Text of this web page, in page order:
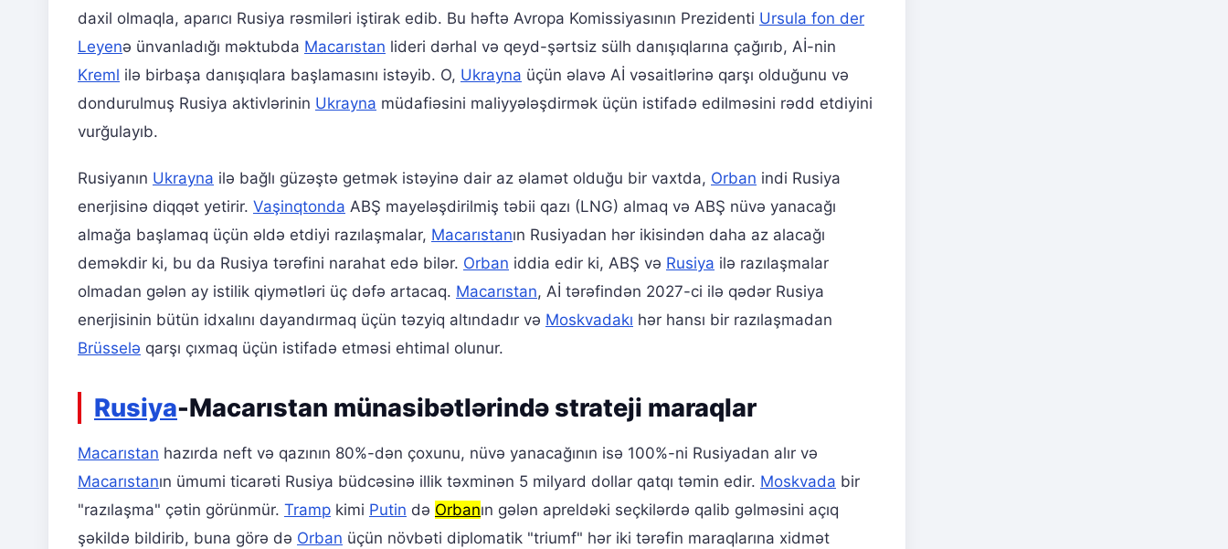
daxil olmaqla, aparıcı Rusiya rəsmiləri iştirak edib. Bu həftə Avropa Komissiyasının Prezidenti Ursula fon der
Leyenə ünvanladığı məktubda Macarıstan lideri dərhal və qeyd-şərtsiz sülh danışıqlarına çağırıb, Aİ-nin
Kreml ilə birbaşa danışıqlara başlamasını istəyib. O, Ukrayna üçün əlavə Aİ vəsaitlərinə qarşı olduğunu və
dondurulmuş Rusiya aktivlərinin Ukrayna müdafiəsini maliyyələşdirmək üçün istifadə edilməsini rədd etdiyini
vurğulayıb.
Rusiyanın Ukrayna ilə bağlı güzəştə getmək istəyinə dair az əlamət olduğu bir vaxtda, Orban indi Rusiya
enerjisinə diqqət yetirir. Vaşinqtonda ABŞ mayeləşdirilmiş təbii qazı (LNG) almaq və ABŞ nüvə yanacağı
almağa başlamaq üçün əldə etdiyi razılaşmalar, Macarıstanın Rusiyadan hər ikisindən daha az alacağı
deməkdir ki, bu da Rusiya tərəfini narahat edə bilər. Orban iddia edir ki, ABŞ və Rusiya ilə razılaşmalar
olmadan gələn ay istilik qiymətləri üç dəfə artacaq. Macarıstan, Aİ tərəfindən 2027-ci ilə qədər Rusiya
enerjisinin bütün idxalını dayandırmaq üçün təzyiq altındadır və Moskvadakı hər hansı bir razılaşmadan
Brüsselə qarşı çıxmaq üçün istifadə etməsi ehtimal olunur.
Rusiya-Macarıstan münasibətlərində strateji maraqlar
Macarıstan hazırda neft və qazının 80%-dən çoxunu, nüvə yanacağının isə 100%-ni Rusiyadan alır və
Macarıstanın ümumi ticarəti Rusiya büdcəsinə illik təxminən 5 milyard dollar qatqı təmin edir. Moskvada bir
"razılaşma" çətin görünmür. Tramp kimi Putin də Orbanın gələn apreldəki seçkilərdə qalib gəlməsini açıq
şəkildə bildirib, buna görə də Orban üçün növbəti diplomatik "triumf" hər iki tərəfin maraqlarına xidmət